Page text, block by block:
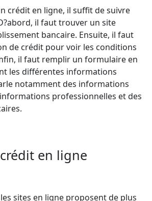
crédit en ligne, il suffit de suivre
il faut trouver un site
bancaire. Ensuite, il faut
de crédit pour voir les conditions
il faut remplir un formulaire en
les différentes informations
notamment des informations
professionnelles et des
en ligne
sites en ligne proposent de plus